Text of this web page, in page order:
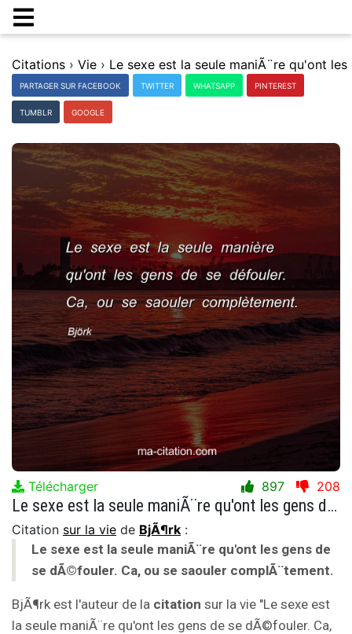
Citations › Vie ›
PARTAGER SUR FACEBOOK TWITTER WHATSAPP PINTEREST
TUMBLR GOOGLE
Télécharger 897 208
Le sexe est la seule maniÃ¨re qu'ont les gens de se dÃ©fouler. Ca, ou se saouler complÃ¨tement.
Citation sur la vie de BjÃ¶rk :
Le sexe est la seule maniÃ¨re qu'ont les gens de
se dÃ©fouler. Ca, ou se saouler complÃ¨tement.
BjÃ¶rk est l'auteur de la citation sur la vie "Le sexe est
la seule maniÃ¨re qu'ont les gens de se dÃ©fouler. Ca,